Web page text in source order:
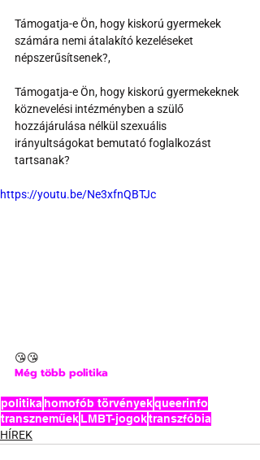
Támogatja-e Ön, hogy kiskorú gyermekek
számára nemi átalakító kezeléseket
népszerűsítsenek?,
Támogatja-e Ön, hogy kiskorú gyermekeknek
köznevelési intézményben a szülő
hozzájárulása nélkül szexuális
irányultságokat bemutató foglalkozást
tartsanak?
https://youtu.be/Ne3xfnQBTJc
😘😘
Még több politika
politikahomofób törvényekqueerinfo
transzneműekLMBT-jogoktranszfóbia
HÍREK